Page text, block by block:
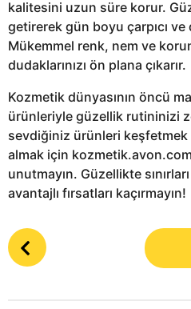
kalitesini uzun süre korur.
getirerek gün boyu çarpıcı ve
Mükemmel renk, nem ve
dudaklarınızı ön plana çıkarır.
Kozmetik dünyasının öncü
ürünleriyle güzellik rutininizi
sevdiğiniz ürünleri keşfetmek
almak için
unutmayın. Güzellikte
avantajlı fırsatları kaçırmayın!
P
o